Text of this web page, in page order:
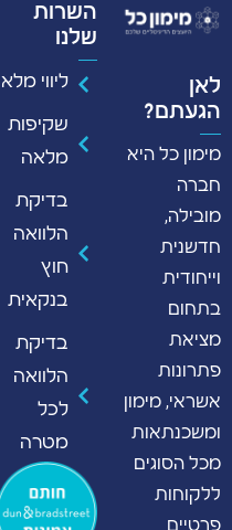
לאן
הגעתם?
מימון כל היא
חברה
מובילה,
חדשנית
וייחודית
בתחום
מציאת
פתרונות
אשראי, מימון
ומשכנתאות
מכל הסוגים
ללקוחות
השרות
שלנו
ליווי מלא
שקיפות
מלאה
בדיקת
הלוואה
חוץ
בנקאית
בדיקת
הלוואה
לכל
מטרה